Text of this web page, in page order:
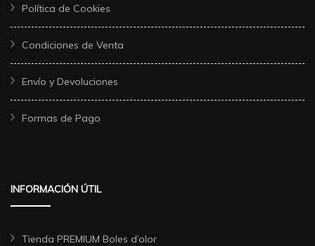
Política de Cookies
Condiciones de Venta
Envío y Devoluciones
Formas de Pago
INFORMACIÓN ÚTIL
Tienda PREMIUM Boles d’olor